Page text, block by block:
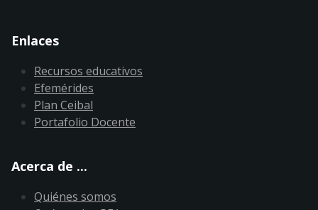
Enlaces
Recursos educativos
Efemérides
Plan Ceibal
Portafolio Docente
Acerca de ...
Quiénes somos